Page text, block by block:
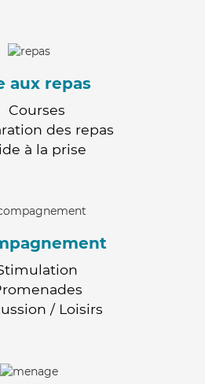
aux repas
Courses
des repas
à la prise
/ Loisirs